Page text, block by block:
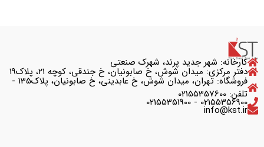
کارخانه: شهر جدید پرند، شهرک صنعتی
دفتر مرکزی: میدان شوش، خ صابونیان، خ جندقی، کوچه ۲۱، پلاک۱۹
فروشگاه: تهران، میدان شوش، خ عابدینی، خ صابونیان، پلاک135 -
تلفن: 02155357600
02155356900 - 02155351900
info@kst.ir